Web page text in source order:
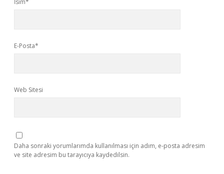
İsim*
E-Posta*
Web Sitesi
Daha sonraki yorumlarımda kullanılması için adım, e-posta adresim
ve site adresim bu tarayıcıya kaydedilsin.